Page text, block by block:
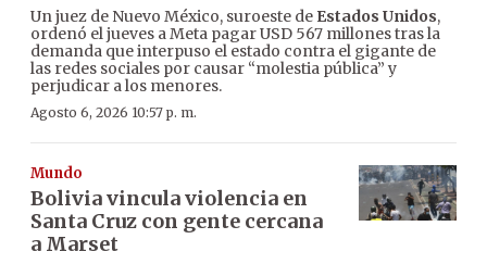
Un juez de Nuevo México, suroeste de Estados Unidos,
ordenó el jueves a Meta pagar USD 567 millones tras la
demanda que interpuso el estado contra el gigante de
las redes sociales por causar “molestia pública” y
perjudicar a los menores.
Agosto 6, 2026 10:57 p. m.
Mundo
Bolivia vincula violencia en
Santa Cruz con gente cercana
a Marset